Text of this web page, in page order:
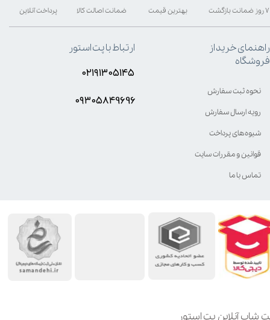
شاپ آنلاین پت استور
بهترین قیمت پرداخت آنلاین ۷ روز ضمانت بازگشت ضمانت اصالت کالا
راهنمای خرید از
فروشگاه
نحوه ثبت سفارش
رویه ارسال سفارش
شیوه‌های پرداخت
قوانین و مقررات سایت
تماس با ما
ارتباط با پت استور
۰۲۱۹۱۳۰۵۱۴۵
۰۹۳۰۵8۴9696